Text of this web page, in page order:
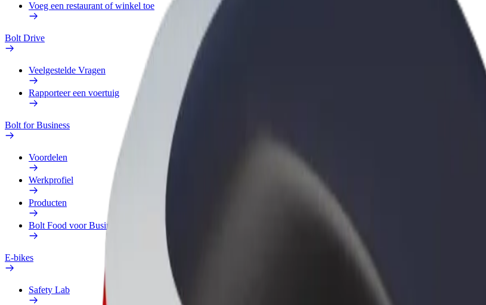
Voeg een restaurant of winkel toe
Bolt Drive
Veelgestelde Vragen
Rapporteer een voertuig
Bolt for Business
Voordelen
Werkprofiel
Producten
Bolt Food voor Business
E-bikes
Safety Lab